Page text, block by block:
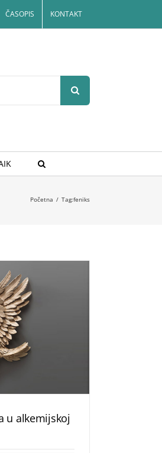
ČASOPIS KONTAKT
Početna / Tag:feniks
u alkemijskoj